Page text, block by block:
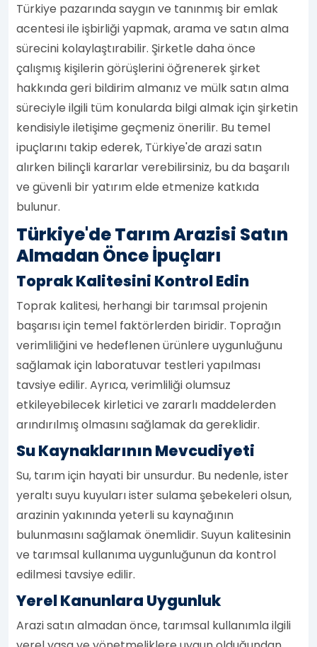
Türkiye pazarında saygın ve tanınmış bir emlak
acentesi ile işbirliği yapmak, arama ve satın alma
sürecini kolaylaştırabilir. Şirketle daha önce
çalışmış kişilerin görüşlerini öğrenerek şirket
hakkında geri bildirim almanız ve mülk satın alma
süreciyle ilgili tüm konularda bilgi almak için şirketin
kendisiyle iletişime geçmeniz önerilir. Bu temel
ipuçlarını takip ederek, Türkiye'de arazi satın
alırken bilinçli kararlar verebilirsiniz, bu da başarılı
ve güvenli bir yatırım elde etmenize katkıda
bulunur.
Türkiye'de Tarım Arazisi Satın
Almadan Önce İpuçları
Toprak Kalitesini Kontrol Edin
Toprak kalitesi, herhangi bir tarımsal projenin
başarısı için temel faktörlerden biridir. Toprağın
verimliliğini ve hedeflenen ürünlere uygunluğunu
sağlamak için laboratuvar testleri yapılması
tavsiye edilir. Ayrıca, verimliliği olumsuz
etkileyebilecek kirletici ve zararlı maddelerden
arındırılmış olmasını sağlamak da gereklidir.
Su Kaynaklarının Mevcudiyeti
Su, tarım için hayati bir unsurdur. Bu nedenle, ister
yeraltı suyu kuyuları ister sulama şebekeleri olsun,
arazinin yakınında yeterli su kaynağının
bulunmasını sağlamak önemlidir. Suyun kalitesinin
ve tarımsal kullanıma uygunluğunun da kontrol
edilmesi tavsiye edilir.
Yerel Kanunlara Uygunluk
Arazi satın almadan önce, tarımsal kullanımla ilgili